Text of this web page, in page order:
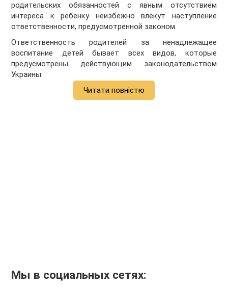
родительских обязанностей с явным отсутствием
интереса к ребенку неизбежно влекут наступление
ответственности, предусмотренной законом.
Ответственность родителей за ненадлежащее
воспитание детей бывает всех видов, которые
предусмотрены действующим законодательством
Украины.
Читати повністю
Мы в социальных сетях: